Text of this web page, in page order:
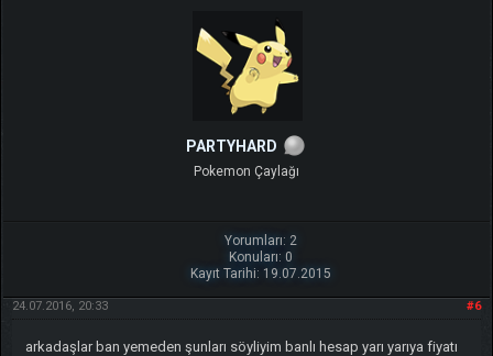
PARTYHARD
Pokemon Çaylağı
Yorumları: 2
Konuları: 0
Kayıt Tarihi: 19.07.2015
#6
24.07.2016, 20:33
arkadaşlar ban yemeden şunları söyliyim banlı hesap yarı yarıya fiyatı